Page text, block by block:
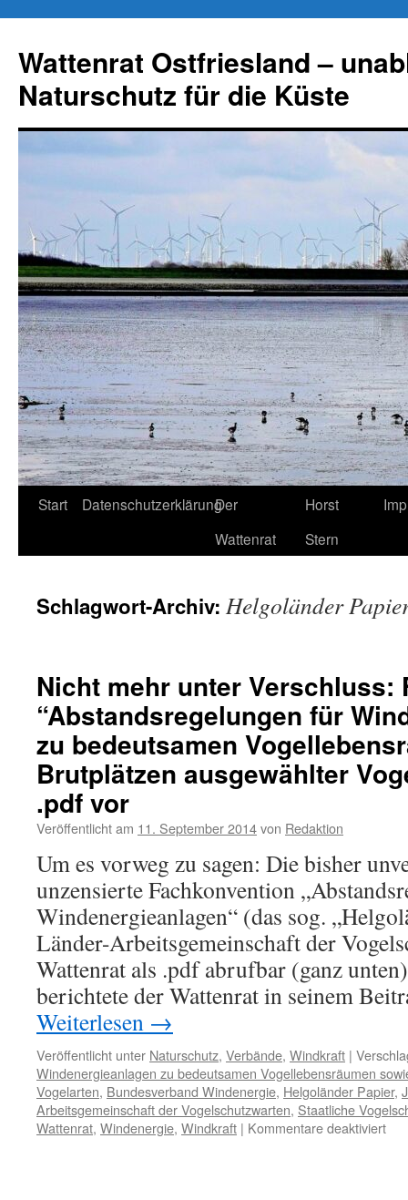
springen
Wattenrat Ostfriesland –
Naturschutz für die Küste
Start DatenschutzerklärungDer
Wattenrat
Horst
Stern
Schlagwort-Archiv: Helgoländer
Nicht mehr unter Verschluss:
“Abstandsregelungen für
zu bedeutsamen
Brutplätzen ausgewählter
.pdf vor
Veröffentlicht am 11. September 2014von Redaktion
Um es vorweg zu sagen: Die bisher
unzensierte Fachkonvention
Windenergieanlagen“ (das sog.
Länder-Arbeitsgemeinschaft der
Wattenrat als .pdf abrufbar (ganz
berichtete der Wattenrat in seinem
Weiterlesen →
Veröffentlicht unter Naturschutz, Verbände, Windkraft |
Windenergieanlagen zu bedeutsamen Vogellebensräumen
Vogelarten, Bundesverband Windenergie, Helgoländer Papier,
Arbeitsgemeinschaft der Vogelschutzwarten, Staatliche
Wattenrat, Windenergie, Windkraft | Kommentare deaktiviertfür